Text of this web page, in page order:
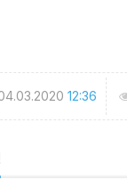
12:36